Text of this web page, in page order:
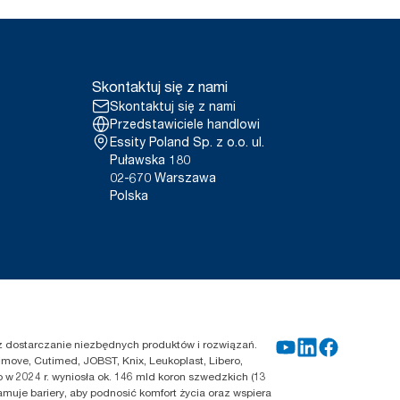
Skontaktuj się z nami
Skontaktuj się z nami
Przedstawiciele handlowi
Essity Poland Sp. z o.o. ul.
Puławska 180
02-670 Warszawa
Polska
dostarczanie niezbędnych produktów i rozwiązań.
Cutimed, JOBST, Knix, Leukoplast, Libero,
2024 r. wyniosła ok. 146 mld koron szwedzkich (13
bariery, aby podnosić komfort życia oraz wspiera